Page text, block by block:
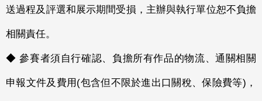
送過程及評選和展示期間受損，主辦與執行單位恕不負擔
相關責任。
◆ 參賽者須自行確認、負擔所有作品的物流、通關相關
申報文件及費用(包含但不限於進出口關稅、保險費等)，